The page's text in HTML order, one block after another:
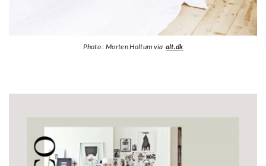
Photo : Morten Holtum via alt.dk